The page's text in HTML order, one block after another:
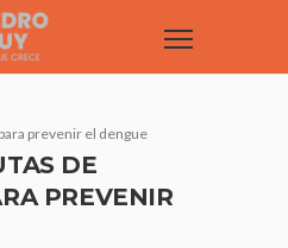
prevenir el dengue
DE
PREVENIR